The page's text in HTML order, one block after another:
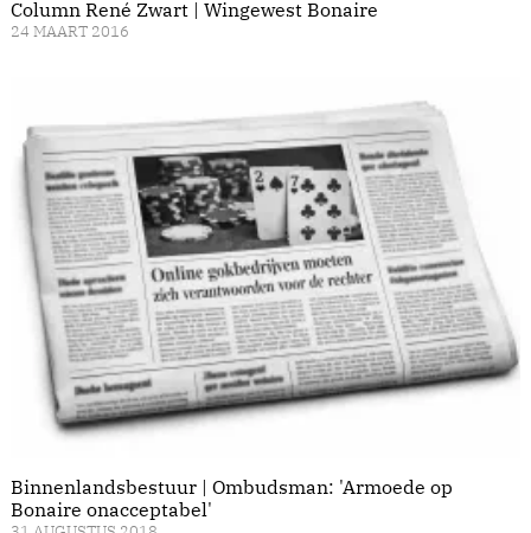
Column René Zwart | Wingewest Bonaire
24 MAART 2016
Binnenlandsbestuur | Ombudsman: 'Armoede op
Bonaire onacceptabel'